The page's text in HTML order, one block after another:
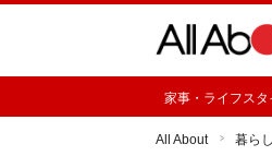
家事・ライフスタ
All About 暮らし